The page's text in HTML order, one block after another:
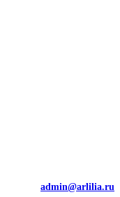
admin@arlilia.ru